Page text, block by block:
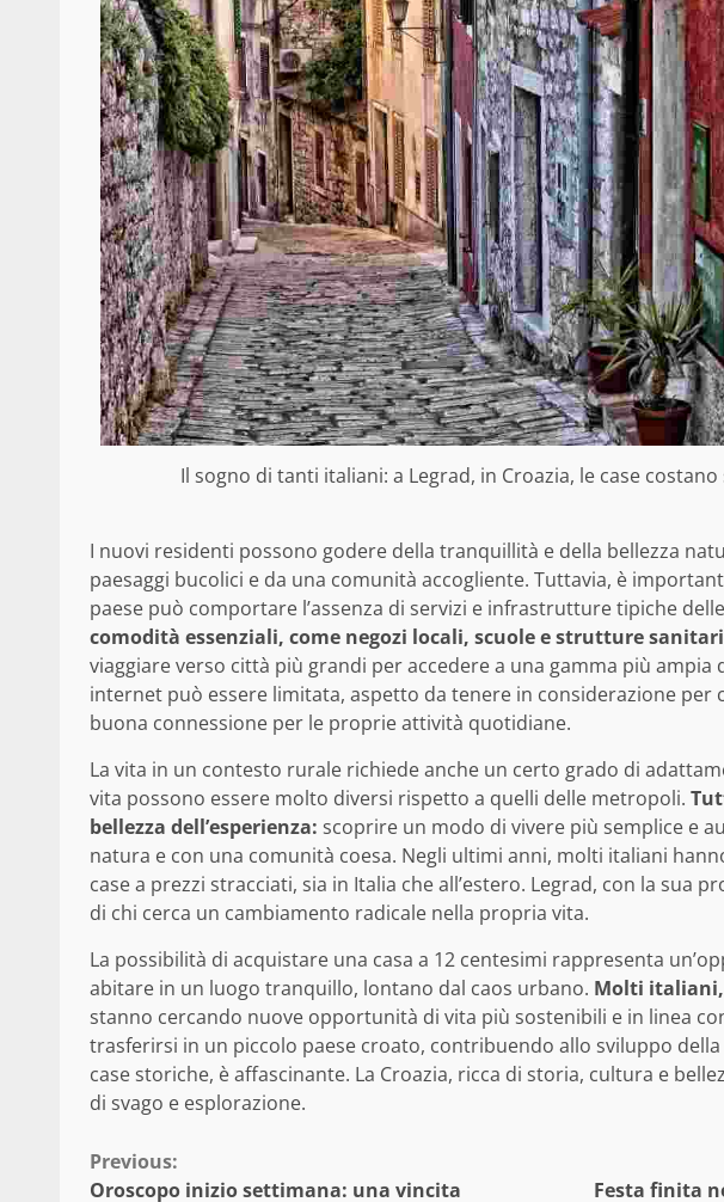
Il sogno di tanti italiani: a Legrad, in Croazia, le case
I nuovi residenti possono godere della tranquillità e della bellezza
paesaggi bucolici e da una comunità accogliente. Tuttavia, è
paese può comportare l’assenza di servizi e infrastrutture tipiche
comodità essenziali, come negozi locali, scuole e strutture
viaggiare verso città più grandi per accedere a una gamma più ampia
internet può essere limitata, aspetto da tenere in considerazione per
buona connessione per le proprie attività quotidiane.
La vita in un contesto rurale richiede anche un certo grado di
vita possono essere molto diversi rispetto a quelli delle metropoli.
bellezza dell’esperienza: scoprire un modo di vivere più semplice e
natura e con una comunità coesa. Negli ultimi anni, molti italiani
case a prezzi stracciati, sia in Italia che all’estero. Legrad, con la sua
di chi cerca un cambiamento radicale nella propria vita.
La possibilità di acquistare una casa a 12 centesimi rappresenta
abitare in un luogo tranquillo, lontano dal caos urbano. Molti
stanno cercando nuove opportunità di vita più sostenibili e in linea
trasferirsi in un piccolo paese croato, contribuendo allo sviluppo
case storiche, è affascinante. La Croazia, ricca di storia, cultura e
di svago e esplorazione.
Continue
Previous:
Oroscopo inizio settimana: una vincita
Festa finita